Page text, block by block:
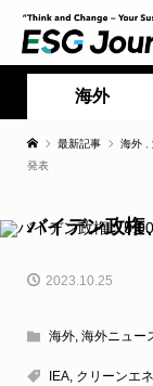
海外
最新記事 海外
発表
バイデン政権
2023.10.25
海外, 海外ニュー
IEA, クリーンエ